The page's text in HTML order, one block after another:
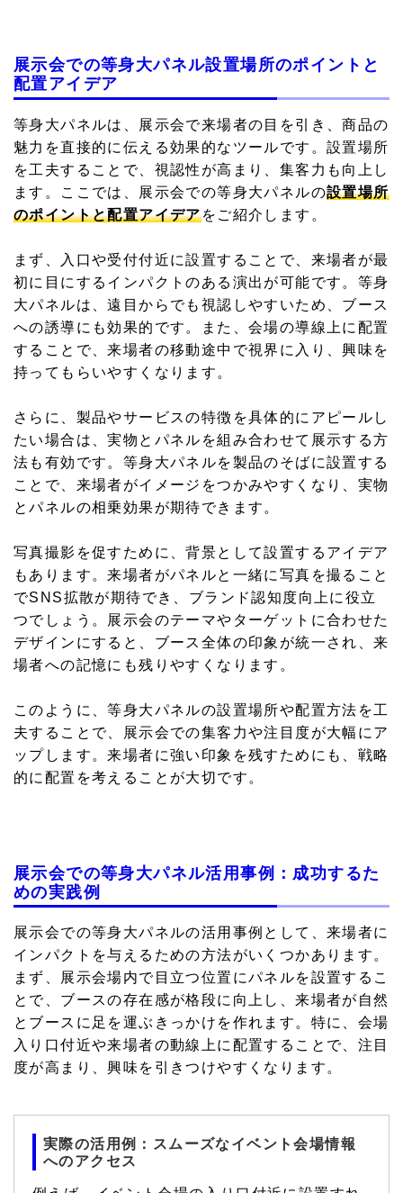
展示会での等身大パネル設置場所のポイントと
配置アイデア
等身大パネルは、展示会で来場者の目を引き、商品の
魅力を直接的に伝える効果的なツールです。設置場所
を工夫することで、視認性が高まり、集客力も向上し
ます。ここでは、展示会での等身大パネルの設置場所
のポイントと配置アイデアをご紹介します。
まず、入口や受付付近に設置することで、来場者が最
初に目にするインパクトのある演出が可能です。等身
大パネルは、遠目からでも視認しやすいため、ブース
への誘導にも効果的です。また、会場の導線上に配置
することで、来場者の移動途中で視界に入り、興味を
持ってもらいやすくなります。
さらに、製品やサービスの特徴を具体的にアピールし
たい場合は、実物とパネルを組み合わせて展示する方
法も有効です。等身大パネルを製品のそばに設置する
ことで、来場者がイメージをつかみやすくなり、実物
とパネルの相乗効果が期待できます。
写真撮影を促すために、背景として設置するアイデア
もあります。来場者がパネルと一緒に写真を撮ること
でSNS拡散が期待でき、ブランド認知度向上に役立
つでしょう。展示会のテーマやターゲットに合わせた
デザインにすると、ブース全体の印象が統一され、来
場者への記憶にも残りやすくなります。
このように、等身大パネルの設置場所や配置方法を工
夫することで、展示会での集客力や注目度が大幅にア
ップします。来場者に強い印象を残すためにも、戦略
的に配置を考えることが大切です。
展示会での等身大パネル活用事例：成功するた
めの実践例
展示会での等身大パネルの活用事例として、来場者に
インパクトを与えるための方法がいくつかあります。
まず、展示会場内で目立つ位置にパネルを設置するこ
とで、ブースの存在感が格段に向上し、来場者が自然
とブースに足を運ぶきっかけを作れます。特に、会場
入り口付近や来場者の動線上に配置することで、注目
度が高まり、興味を引きつけやすくなります。
実際の活用例：スムーズなイベント会場情報
へのアクセス